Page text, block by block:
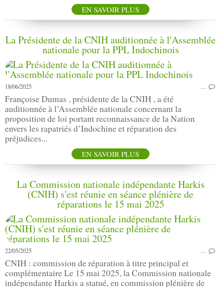
EN SAVOIR PLUS
La Présidente de la CNIH auditionnée à l'Assemblée
nationale pour la PPL Indochinois
18/06/2025 …
Françoise Dumas , présidente de la CNIH , a été
auditionnée à l’Assemblée nationale concernant la
proposition de loi portant reconnaissance de la Nation
envers les rapatriés d’Indochine et réparation des
préjudices...
EN SAVOIR PLUS
La Commission nationale indépendante Harkis
(CNIH) s'est réunie en séance plénière de
réparations le 15 mai 2025
22/05/2025 …
CNIH : commission de réparation à titre principal et
complémentaire Le 15 mai 2025, la Commission nationale
indépendante Harkis a statué, en commission plénière de